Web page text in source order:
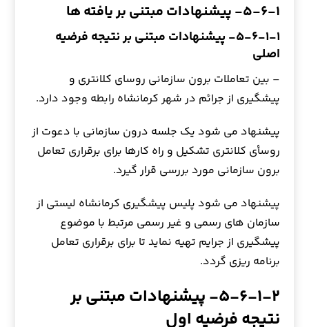
۵-۶-۱- پیشنهادات مبتنی بر یافته ها
۵-۶-۱-۱- پیشنهادات مبتنی بر نتیجه فرضیه
اصلی
– بین تعاملات برون سازمانی روسای کلانتری و
پیشگیری از جرائم در شهر کرمانشاه رابطه وجود دارد.
پیشنهاد می شود یک جلسه درون سازمانی با دعوت از
روسأی کلانتری تشکیل و راه کارها برای برقراری تعامل
برون سازمانی مورد بررسی قرار گیرد.
پیشنهاد می شود پلیس پیشگیری کرمانشاه لیستی از
سازمان های رسمی و غیر رسمی مرتبط با موضوع
پیشگیری از جرایم تهیه نماید تا برای برقراری تعامل
برنامه ریزی گردد.
۵-۶-۱-۲- پیشنهادات مبتنی بر
نتیجه فرضیه اول